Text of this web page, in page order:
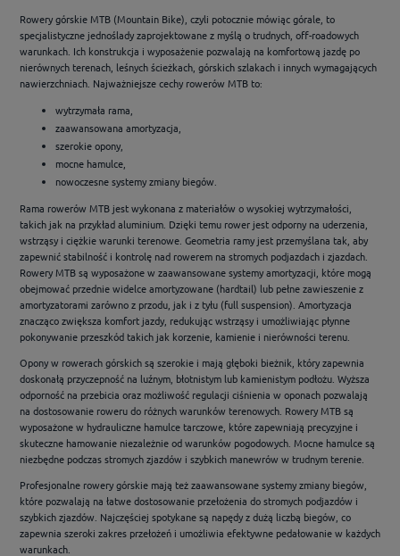
Rowery górskie MTB (Mountain Bike), czyli potocznie mówiąc górale, to
specjalistyczne jednoślady zaprojektowane z myślą o trudnych, off-roadowych
warunkach. Ich konstrukcja i wyposażenie pozwalają na komfortową jazdę po
nierównych terenach, leśnych ścieżkach, górskich szlakach i innych wymagających
nawierzchniach. Najważniejsze cechy rowerów MTB to:
wytrzymała rama,
zaawansowana amortyzacja,
szerokie opony,
mocne hamulce,
nowoczesne systemy zmiany biegów.
Rama rowerów MTB jest wykonana z materiałów o wysokiej wytrzymałości,
takich jak na przykład aluminium. Dzięki temu rower jest odporny na uderzenia,
wstrząsy i ciężkie warunki terenowe. Geometria ramy jest przemyślana tak, aby
zapewnić stabilność i kontrolę nad rowerem na stromych podjazdach i zjazdach.
Rowery MTB są wyposażone w zaawansowane systemy amortyzacji, które mogą
obejmować przednie widelce amortyzowane (hardtail) lub pełne zawieszenie z
amortyzatorami zarówno z przodu, jak i z tyłu (full suspension). Amortyzacja
znacząco zwiększa komfort jazdy, redukując wstrząsy i umożliwiając płynne
pokonywanie przeszkód takich jak korzenie, kamienie i nierówności terenu.
Opony w rowerach górskich są szerokie i mają głęboki bieżnik, który zapewnia
doskonałą przyczepność na luźnym, błotnistym lub kamienistym podłożu. Wyższa
odporność na przebicia oraz możliwość regulacji ciśnienia w oponach pozwalają
na dostosowanie roweru do różnych warunków terenowych. Rowery MTB są
wyposażone w hydrauliczne hamulce tarczowe, które zapewniają precyzyjne i
skuteczne hamowanie niezależnie od warunków pogodowych. Mocne hamulce są
niezbędne podczas stromych zjazdów i szybkich manewrów w trudnym terenie.
Profesjonalne rowery górskie mają też zaawansowane systemy zmiany biegów,
które pozwalają na łatwe dostosowanie przełożenia do stromych podjazdów i
szybkich zjazdów. Najczęściej spotykane są napędy z dużą liczbą biegów, co
zapewnia szeroki zakres przełożeń i umożliwia efektywne pedałowanie w każdych
warunkach.